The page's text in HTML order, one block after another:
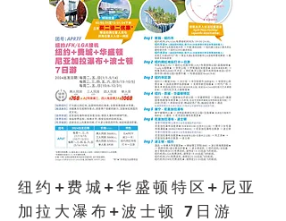
纽约+费城+华盛顿特区+尼亚
加拉大瀑布+波士顿 7日游